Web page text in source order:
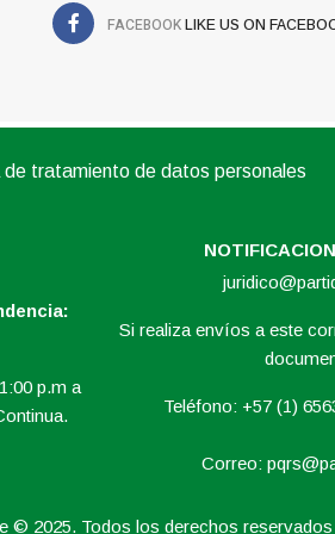
FACEBOOK LIKE US ON
de tratamiento de datos personales
p.m a
Si realiza envíos a este
Teléfono: +57 (1)
Correo:
© 2025. Todos los derechos reservados